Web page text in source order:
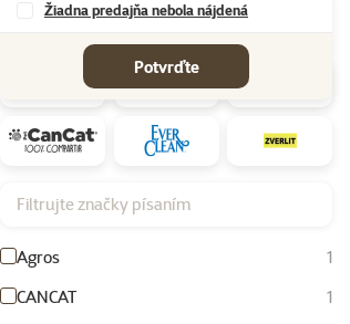
Žiadna predajňa nebola nájdená
Potvrďte
Filtrujte značky písaním
Agros
1
CANCAT
1